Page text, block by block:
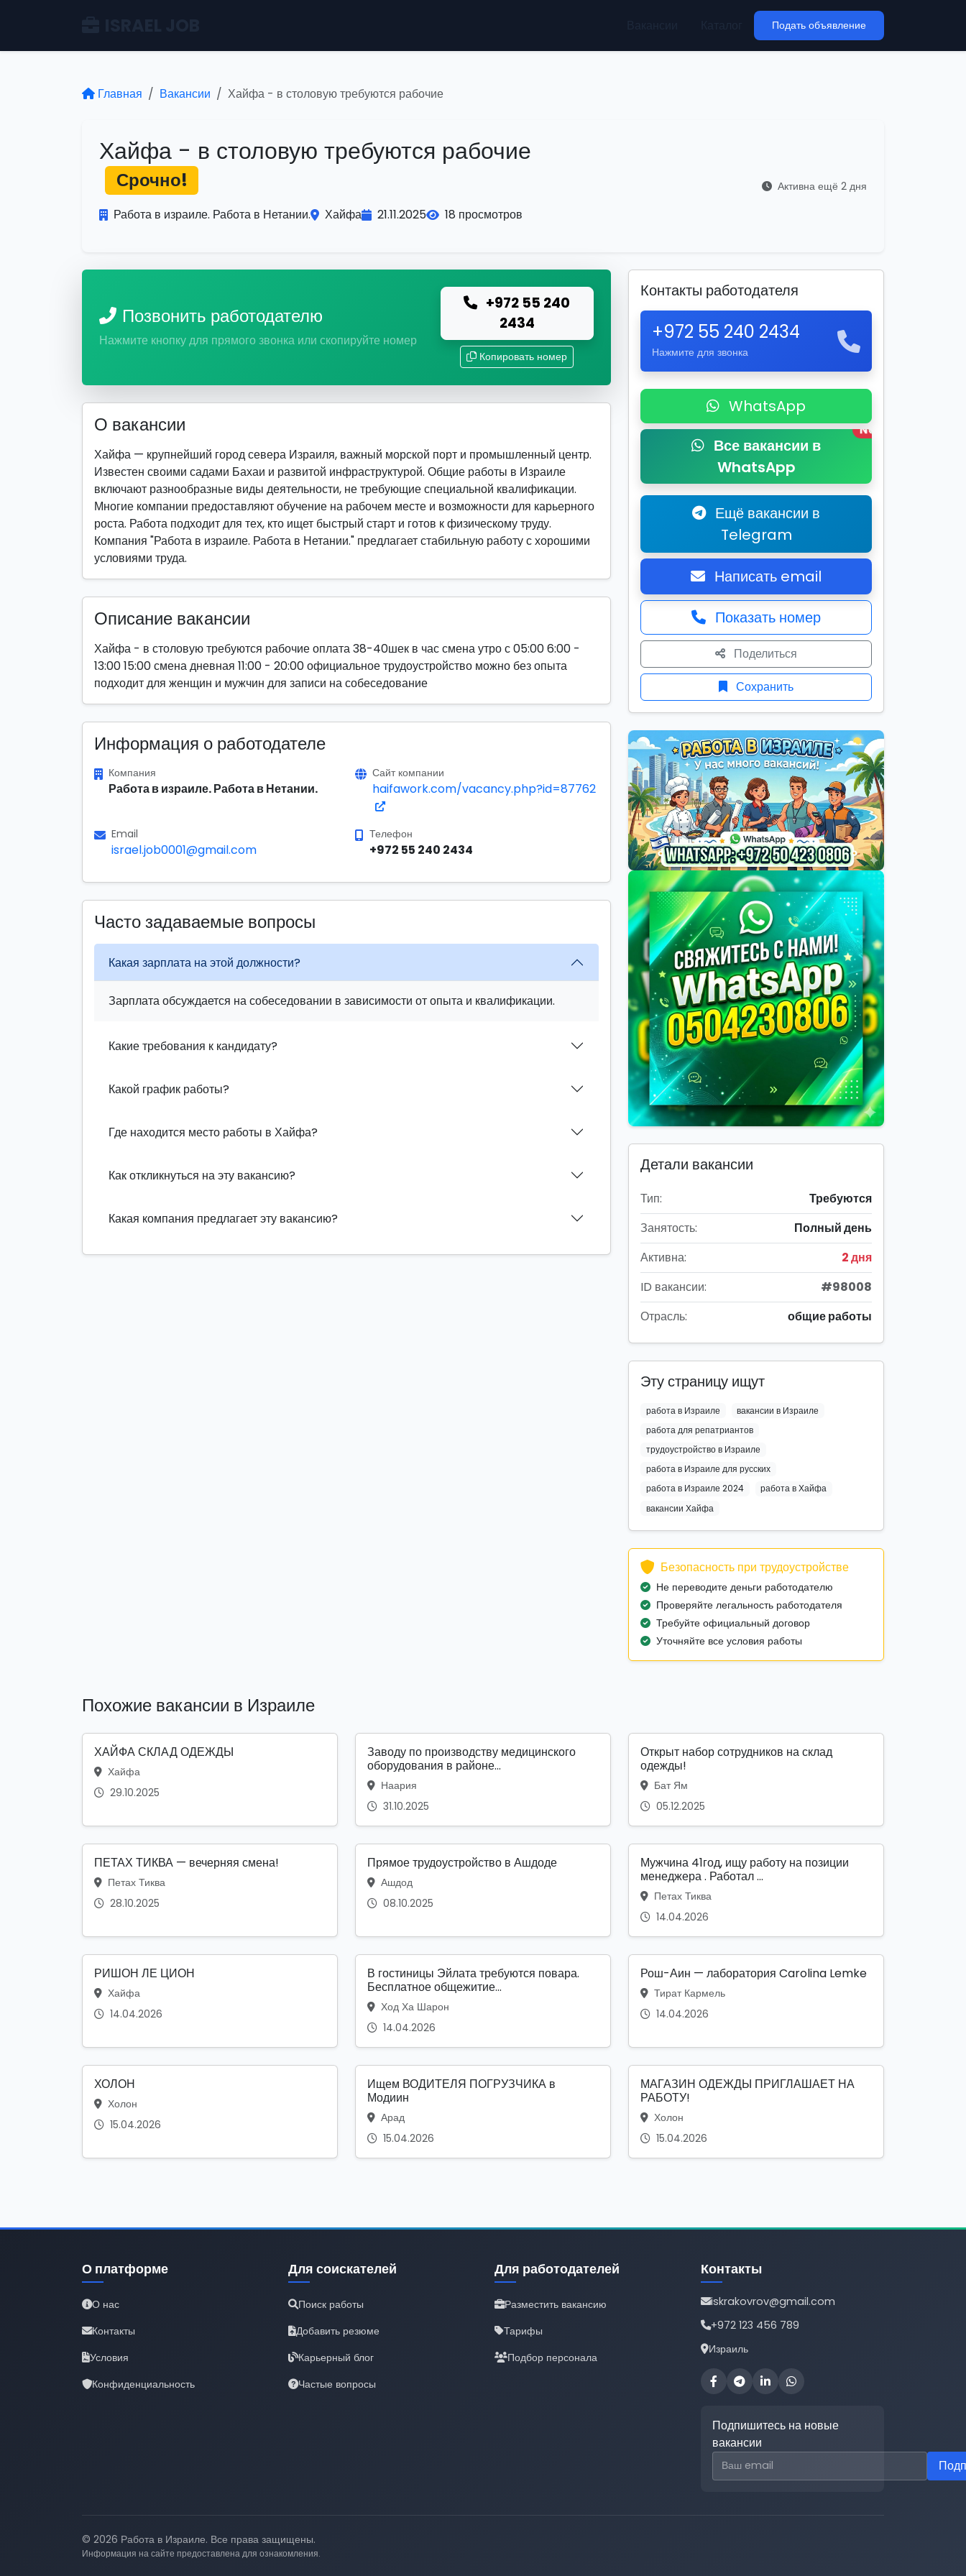
Подать объявление
Главная Вакансии Хайфа - в столовую требуются рабочие
Хайфа - в столовую требуются рабочие
Срочно!
Работа в израиле. Работа в Нетании. Хайфа 21.11.2025 18 просмотров
Активна ещё 2 дня
Позвонить работодателю
Нажмите кнопку для прямого звонка или скопируйте номер
+972 55 240
2434
Копировать номер
О вакансии
Хайфа — крупнейший город севера Израиля, важный морской порт и промышленный центр.
Известен своими садами Бахаи и развитой инфраструктурой. Общие работы в Израиле
включают разнообразные виды деятельности, не требующие специальной квалификации.
Многие компании предоставляют обучение на рабочем месте и возможности для карьерного
роста. Работа подходит для тех, кто ищет быстрый старт и готов к физическому труду.
Компания "Работа в израиле. Работа в Нетании." предлагает стабильную работу с хорошими
условиями труда.
Описание вакансии
Хайфа - в столовую требуются рабочие оплата 38-40шек в час смена утро с 05:00 6:00 -
13:00 15:00 смена дневная 11:00 - 20:00 официальное трудоустройство можно без опыта
подходит для женщин и мужчин для записи на собеседование
Информация о работодателе
Компания
Работа в израиле. Работа в Нетании.
Сайт компании
haifawork.com/vacancy.php?id=87762
Email
israel.job0001@gmail.com
Телефон
+972 55 240 2434
Часто задаваемые вопросы
Какая зарплата на этой должности?
Зарплата обсуждается на собеседовании в зависимости от опыта и квалификации.
Какие требования к кандидату?
Какой график работы?
Где находится место работы в Хайфа?
Как откликнуться на эту вакансию?
Какая компания предлагает эту вакансию?
Контакты работодателя
+972 55 240 2434
Нажмите для звонка
WhatsApp
Все вакансии в
WhatsApp
New
Ещё вакансии в
Telegram
Написать email
Показать номер
Поделиться
Сохранить
Детали вакансии
Тип:
Требуются
Занятость:
Полный день
Активна:
2 дня
ID вакансии:
#98008
Отрасль:
общие работы
Эту страницу ищут
работа в Израиле
вакансии в Израиле
работа для репатриантов
трудоустройство в Израиле
работа в Израиле для русских
работа в Израиле 2024
работа в Хайфа
вакансии Хайфа
Безопасность при трудоустройстве
Не переводите деньги работодателю
Проверяйте легальность работодателя
Требуйте официальный договор
Уточняйте все условия работы
Похожие вакансии в Израиле
ХАЙФА СКЛАД ОДЕЖДЫ
Хайфа
29.10.2025
Заводу по производству медицинского
оборудования в районе...
Наария
31.10.2025
Открыт набор сотрудников на склад
одежды!
Бат Ям
05.12.2025
ПЕТАХ ТИКВА — вечерняя смена!
Петах Тиква
28.10.2025
Прямое трудоустройство в Ашдоде
Ашдод
08.10.2025
Мужчина 41год, ищу работу на позиции
менеджера . Работал ...
Петах Тиква
14.04.2026
РИШОН ЛЕ ЦИОН
Хайфа
14.04.2026
В гостиницы Эйлата требуются повара.
Бесплатное общежитие...
Ход Ха Шарон
14.04.2026
Рош-Аин — лаборатория Carolina Lemke
Тират Кармель
14.04.2026
ХОЛОН
Холон
15.04.2026
Ищем ВОДИТЕЛЯ ПОГРУЗЧИКА в
Модиин
Арад
15.04.2026
МАГАЗИН ОДЕЖДЫ ПРИГЛАШАЕТ НА
РАБОТУ!
Холон
15.04.2026
О платформе
О нас
Контакты
Условия
Конфиденциальность
Для соискателей
Поиск работы
Добавить резюме
Карьерный блог
Частые вопросы
Для работодателей
Разместить вакансию
Тарифы
Подбор персонала
Контакты
iskrakovrov@gmail.com
+972 123 456 789
Израиль
Подпишитесь на новые
вакансии
Email для подписки
© 2026 Работа в Израиле. Все права защищены.
Информация на сайте предоставлена для ознакомления.